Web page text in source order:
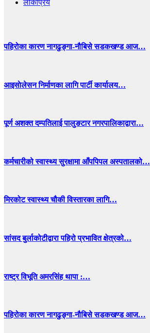
लोकप्रिय
पहिरोका कारण नागढुङ्गा-नौबिसे सडकखण्ड आज…
आइसाेलेसन निर्माणका लागि पार्टी कार्यालय…
पूर्ण अशक्त दम्पतिलाई पालुङटार नगरपालिकाद्वारा…
कर्मचारीको स्वास्थ्य सुरक्षामा आँपपिपल अस्पतालको…
मिरकोट स्वास्थ्य चौकी विस्तारका लागि…
सांसद बुर्लाकोटीद्वारा पहिरो प्रभावित क्षेत्रको…
राष्ट्र विभूति अमरसिंह थापा :…
पहिरोका कारण नागढुङ्गा-नौबिसे सडकखण्ड आज…